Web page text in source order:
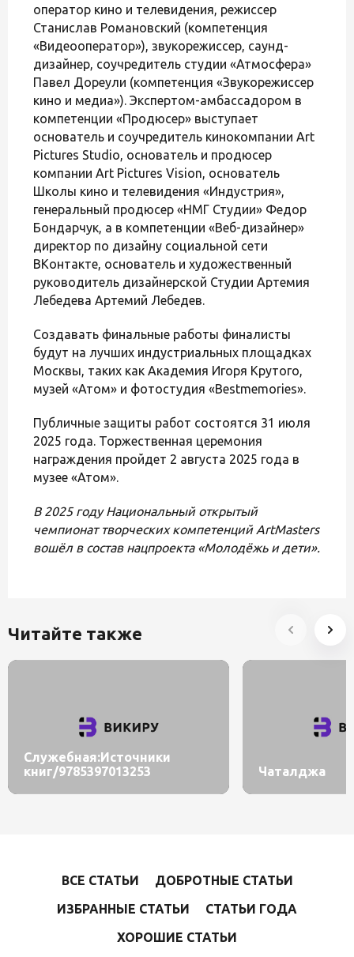
оператор кино и телевидения, режиссер
Станислав Романовский (компетенция
«Видеооператор»), звукорежиссер, саунд-
дизайнер, соучредитель студии «Атмосфера»
Павел Дореули (компетенция «Звукорежиссер
кино и медиа»). Экспертом-амбассадором в
компетенции «Продюсер» выступает
основатель и соучредитель кинокомпании Art
Pictures Studio, основатель и продюсер
компании Art Pictures Vision, основатель
Школы кино и телевидения «Индустрия»,
генеральный продюсер «НМГ Студии» Федор
Бондарчук, а в компетенции «Веб-дизайнер»
директор по дизайну социальной сети
ВКонтакте, основатель и художественный
руководитель дизайнерской Студии Артемия
Лебедева Артемий Лебедев.
Создавать финальные работы финалисты
будут на лучших индустриальных площадках
Москвы, таких как Академия Игоря Крутого,
музей «Атом» и фотостудия «Bestmemories».
Публичные защиты работ состоятся 31 июля
2025 года. Торжественная церемония
награждения пройдет 2 августа 2025 года в
музее «Атом».
В 2025 году Национальный открытый
чемпионат творческих компетенций ArtMasters
вошёл в состав нацпроекта «Молодёжь и дети».
Читайте также
Служебная:Источники
книг/9785397013253
Чаталджа
ВСЕ СТАТЬИ
ДОБРОТНЫЕ СТАТЬИ
ИЗБРАННЫЕ СТАТЬИ
СТАТЬИ ГОДА
ХОРОШИЕ СТАТЬИ